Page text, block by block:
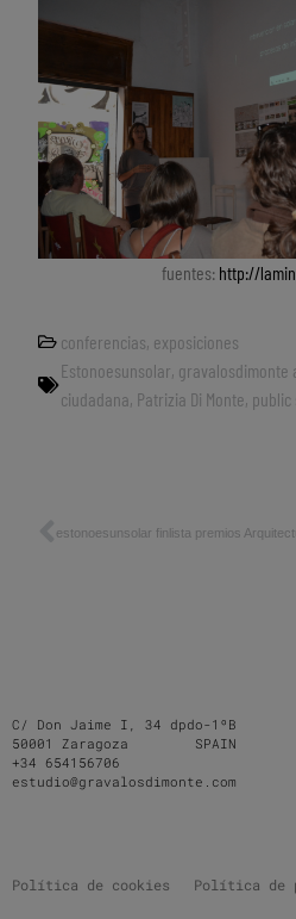
fuentes: http://
conferencias, exposiciones
Estonoesunsolar, gravalosdimonte
ciudadana, Patrizia Di Monte, public
estonoesunsolar finlista premios
C/ Don Jaime I, 34 dpdo-1ºB
50001 Zaragoza SPAIN
+34 654156706
estudio@gravalosdimonte.com
Política de cookies Política de